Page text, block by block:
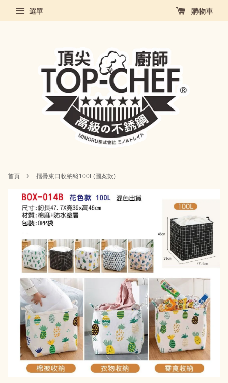
選單 購物車
首頁 › 摺疊束口收納籃100L(圖案款)